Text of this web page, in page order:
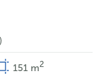
151 m2